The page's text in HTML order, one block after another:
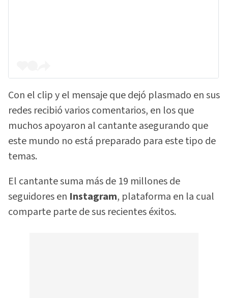
Con el clip y el mensaje que dejó plasmado en sus
redes recibió varios comentarios, en los que
muchos apoyaron al cantante asegurando que
este mundo no está preparado para este tipo de
temas.
El cantante suma más de 19 millones de
seguidores en Instagram, plataforma en la cual
comparte parte de sus recientes éxitos.